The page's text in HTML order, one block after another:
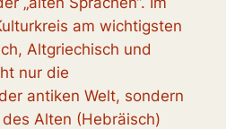
am wichtigsten
Altgriechisch und
nur die
antiken Welt, sondern
Alten (Hebräisch)